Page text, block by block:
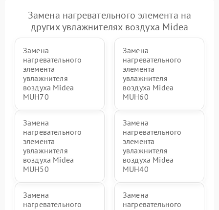
Замена нагревательного элемента на
других увлажнителях воздуха Midea
Замена
нагревательного
элемента
увлажнителя
воздуха Midea
MUH70
Замена
нагревательного
элемента
увлажнителя
воздуха Midea
MUH60
Замена
нагревательного
элемента
увлажнителя
воздуха Midea
MUH50
Замена
нагревательного
элемента
увлажнителя
воздуха Midea
MUH40
Замена
нагревательного
Замена
нагревательного